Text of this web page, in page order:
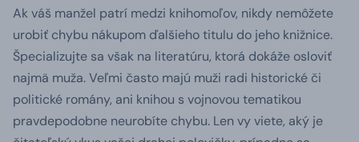
Ak váš manžel patrí medzi knihomoľov, nikdy nemôžete
urobiť chybu nákupom ďalšieho titulu do jeho knižnice.
Špecializujte sa však na literatúru, ktorá dokáže osloviť
najmä muža. Veľmi často majú muži radi historické či
politické romány, ani knihou s vojnovou tematikou
pravdepodobne neurobíte chybu. Len vy viete, aký je